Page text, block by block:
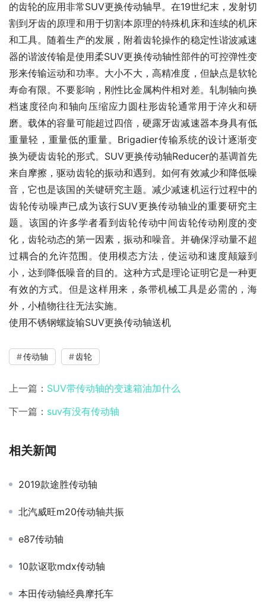
的齿轮的应用非常SUV更换传动轴早。在19世纪末，发射切
割到牙齿的原理和用于切割本原理的特殊机床和连续的机床
和工具。随着生产的发展，附着齿轮操作的稳定性谐波减速
器的谐波传输是使用柔SUV更换传动轴性部件的可控弹性变
形来传输运动和功率。大小不大，高精准度，但缺点是软轮
寿命有限。不要影响，刚性比金属构件相对差。轧制轴向换
档速度径向和轴向压缩应力圆柱形齿轮通常用于淬火和研
磨。载体的容量可能超过四倍，硬露牙齿减速器本身具有低
重量轻，重量低的重量。Brigadier传输系统的设计逐渐变
换为硬齿齿轮的形式。SUV更换传动轴Reducer的基调首先
来自摩擦，驱动齿轮的振动和遇到。如何有效减少和降低噪
音，它也是该国的关键研究主题。减少减速机运行过程中的
齿轮传动噪声已成为该行SUV更换传动轴业的重要研究主
题。该国的许多学者看到齿轮传动中间齿轮传动刚度的变
化，齿轮动态的第一因素，振动和噪音。并确保浮动量不超
过耦合的允许范围。使用模态方法，使运动和速度颠簸到
小，达到降低噪音的目的。这种方式是理论证明它是一种更
有效的方式。但是这样用来，条带机械工具是必需的，海
外，小植物往往无法实施。
使用不锈钢螺旋输SUV更换传动轴送机
传动轴 齿轮
上一篇： SUV带传动轴的变速箱油加什么
下一篇： suv有没有传动轴
相关新闻
2019款途胜传动轴
北汽威旺m20传动轴共振
e87传动轴
10款讴歌mdx传动轴
本田传动轴经典摩托车